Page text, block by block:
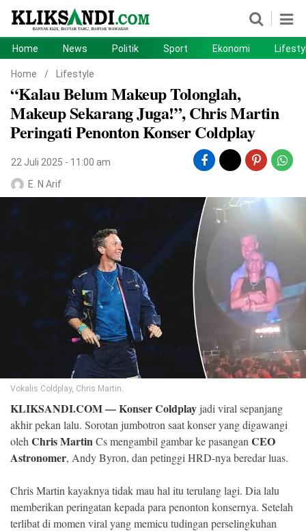
Politik Sport
Ekonomi Lifestyle
Otomotif Teknologi
-
All
reserved
Home News Politik Sport Ekonomi
Home / Lifestyle
“Kalau Belum Makeup Tolonglah,
Makeup Sekarang Juga!”, Chris Martin
Peringati Penonton Konser Coldplay
22 Juli 2025 - 11:00 am
E. N Arif
Vokalis Coldplay, Chris Martin.
KLIKSANDI.COM—Konser Coldplay jadi viral sepanjang
akhir pekan lalu. Sorotan jumbotron saat konser yang digawangi
oleh Chris MartinCs mengambil gambar ke pasangan CEO
Astronomer, Andy Byron, dan petinggi HRD-nya beredar luas.
Chris Martin kayaknya tidak mau hal itu terulang lagi. Dia lalu
memberikan peringatan kepada para penonton konsernya. Setelah
terlibat di momen viral yang memicu tudingan perselingkuhan